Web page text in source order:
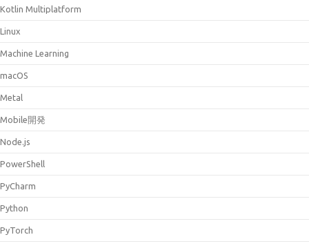
Kotlin Multiplatform
Linux
Machine Learning
macOS
Metal
Mobile開発
Node.js
PowerShell
PyCharm
Python
PyTorch